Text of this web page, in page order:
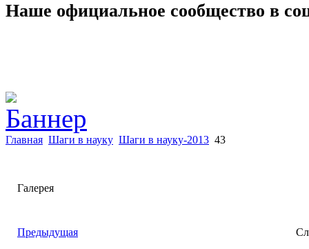
Наше официальное сообщество в
Главная Шаги в науку Шаги в науку-2013 43
Галерея
Предыдущая